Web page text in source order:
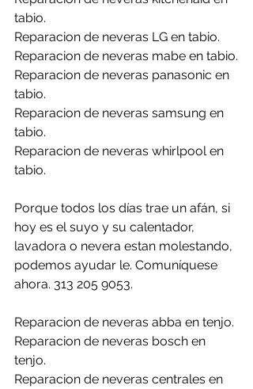
tabio.
Reparacion de neveras LG en tabio.
Reparacion de neveras mabe en tabio.
Reparacion de neveras panasonic en
tabio.
Reparacion de neveras samsung en
tabio.
Reparacion de neveras whirlpool en
tabio.
Porque todos los días trae un afán, si
hoy es el suyo y su calentador,
lavadora o nevera estan molestando,
podemos ayudar le. Comuníquese
ahora. 313 205 9053.
Reparacion de neveras abba en tenjo.
Reparacion de neveras bosch en
tenjo.
Reparacion de neveras centrales en